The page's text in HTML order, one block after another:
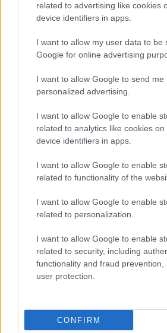
related to advertising like cookies
device identifiers in apps.
I want to allow my user data to be
Google for online advertising
I want to allow Google to send me
personalized advertising.
I want to allow Google to enable
related to analytics like cookies on
device identifiers in apps.
I want to allow Google to enable
related to functionality of the
I want to allow Google to enable
related to personalization.
I want to allow Google to enable
related to security, including
functionality and fraud prevention,
user protection.
CONFIRM
CHI SIAMO CONTATTI PUBBLICITÀ
OTTO CHANNEL
Iscritto al Registro degli Operatori di
© Riproduzione Riservata – Ne è